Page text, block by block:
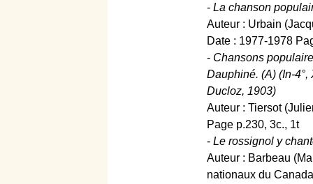
- La chanson
Auteur : Urbain
Date : 1977-1978
- Chansons
Dauphiné. (A) (In-
Ducloz, 1903)
Auteur : Tiersot
Page p.230, 3c., 1t
- Le rossignol y
Auteur : Barbeau
nationaux du